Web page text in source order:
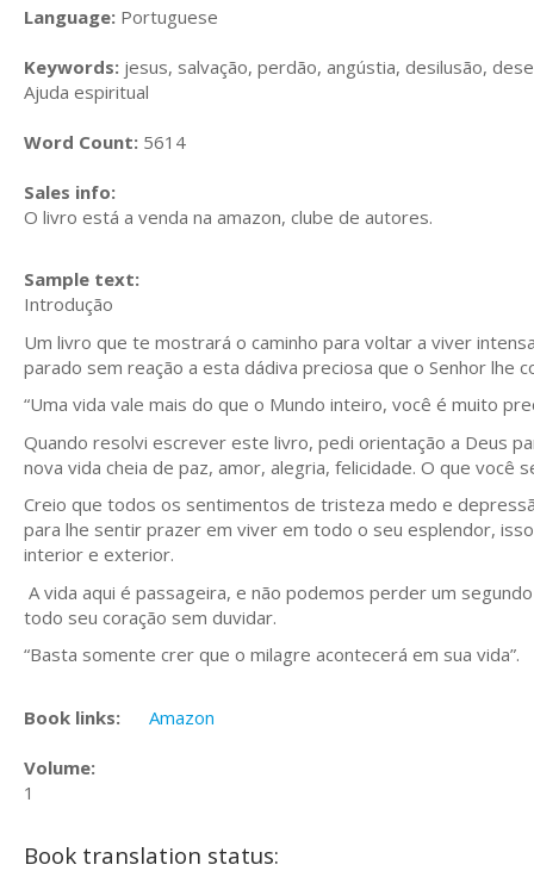
Language: Portuguese
Keywords: jesus, salvação, perdão, angústia, desilusão,
Ajuda espiritual
Word Count: 5614
Sales info:
O livro está a venda na amazon, clube de autores.
Sample text:
Introdução
Um livro que te mostrará o caminho para voltar a viver
parado sem reação a esta dádiva preciosa que o Senhor lhe
“Uma vida vale mais do que o Mundo inteiro, você é muito
Quando resolvi escrever este livro, pedi orientação a Deus
nova vida cheia de paz, amor, alegria, felicidade. O que você
Creio que todos os sentimentos de tristeza medo e
para lhe sentir prazer em viver em todo o seu esplendor,
interior e exterior.
A vida aqui é passageira, e não podemos perder um
todo seu coração sem duvidar.
“Basta somente crer que o milagre acontecerá em sua vida”.
Book links: Amazon
Volume:
1
Book translation status: